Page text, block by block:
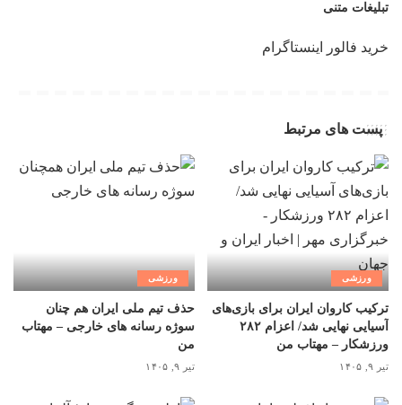
تبلیغات متنی
خرید فالور اینستاگرام
پست های مرتبط
ورزشی
ترکیب کاروان ایران برای بازی‌های
آسیایی نهایی شد/ اعزام ۲۸۲
ورزشکار – مهتاب من
تیر ۹, ۱۴۰۵
ورزشی
حذف تیم ملی ایران هم چنان
سوژه رسانه های خارجی – مهتاب
من
تیر ۹, ۱۴۰۵